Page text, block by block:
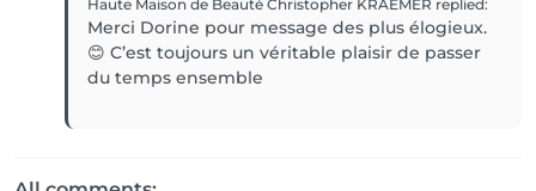
Haute Maison de Beauté Christopher KRAEMER replied:
Merci Dorine pour message des plus élogieux.
😊 C’est toujours un véritable plaisir de passer
du temps ensemble